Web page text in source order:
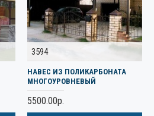
3594
НАВЕС ИЗ ПОЛИКАРБОНАТА
МНОГОУРОВНЕВЫЙ
5500.00р.